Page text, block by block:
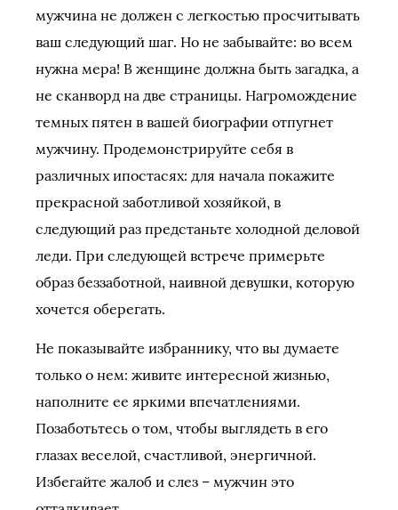
мужчина не должен с легкостью просчитывать
ваш следующий шаг. Но не забывайте: во всем
нужна мера! В женщине должна быть загадка, а
не сканворд на две страницы. Нагромождение
темных пятен в вашей биографии отпугнет
мужчину. Продемонстрируйте себя в
различных ипостасях: для начала покажите
прекрасной заботливой хозяйкой, в
следующий раз предстаньте холодной деловой
леди. При следующей встрече примерьте
образ беззаботной, наивной девушки, которую
хочется оберегать.
Не показывайте избраннику, что вы думаете
только о нем: живите интересной жизнью,
наполните ее яркими впечатлениями.
Позаботьтесь о том, чтобы выглядеть в его
глазах веселой, счастливой, энергичной.
Избегайте жалоб и слез – мужчин это